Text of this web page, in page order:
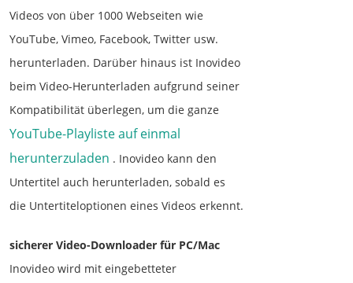
Videos von über 1000 Webseiten wie
YouTube, Vimeo, Facebook, Twitter usw.
herunterladen. Darüber hinaus ist Inovideo
beim Video-Herunterladen aufgrund seiner
Kompatibilität überlegen, um die ganze
YouTube-Playliste auf einmal
herunterzuladen . Inovideo kann den
Untertitel auch herunterladen, sobald es
die Untertiteloptionen eines Videos erkennt.
sicherer Video-Downloader für PC/Mac
Inovideo wird mit eingebetteter